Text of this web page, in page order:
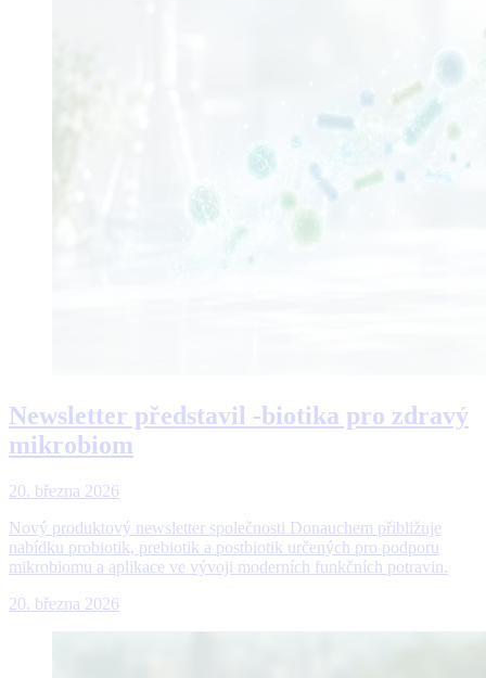
Newsletter představil -biotika pro zdravý
mikrobiom
20. března 2026
Nový produktový newsletter společnosti Donauchem přibližuje
nabídku probiotik, prebiotik a postbiotik určených pro podporu
mikrobiomu a aplikace ve vývoji moderních funkčních potravin.
20. března 2026